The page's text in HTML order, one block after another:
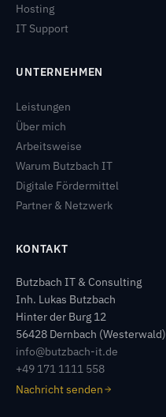
Hosting
IT Support
UNTERNEHMEN
Leistungen
Über mich
Arbeitsweise
Warum Butzbach IT
Digitale Fördermittel
Partner & Netzwerk
KONTAKT
Butzbach IT & Consulting
Inh. Lukas Butzbach
Hinter der Burg 12
56428 Dernbach (Westerwald)
info@butzbach-it.de
+49 171 1111 558
Nachricht senden